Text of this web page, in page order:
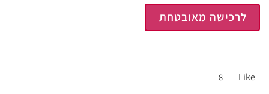
לרכישה מאובטחת
Like
8